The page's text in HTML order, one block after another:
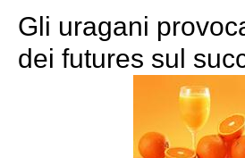
Gli uragani
dei futures sul